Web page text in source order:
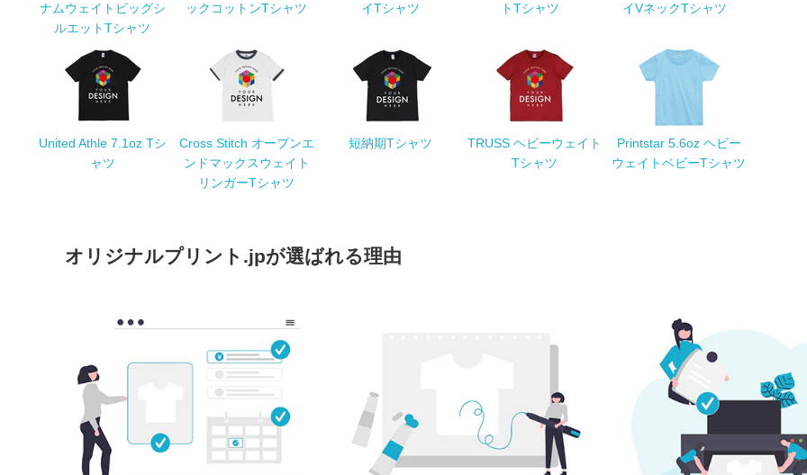
ナムウェイトビッグシ
ルエットTシャツ
ックコットンTシャツ
イTシャツ
トTシャツ
イVネックTシャツ
United Athle 7.1oz Tシ
ャツ
Cross Stitch オープンエ
ンドマックスウェイト
リンガーTシャツ
短納期Tシャツ
TRUSS ヘビーウェイト
Tシャツ
Printstar 5.6oz ヘビー
ウェイトベビーTシャツ
オリジナルプリント.jpが選ばれる理由